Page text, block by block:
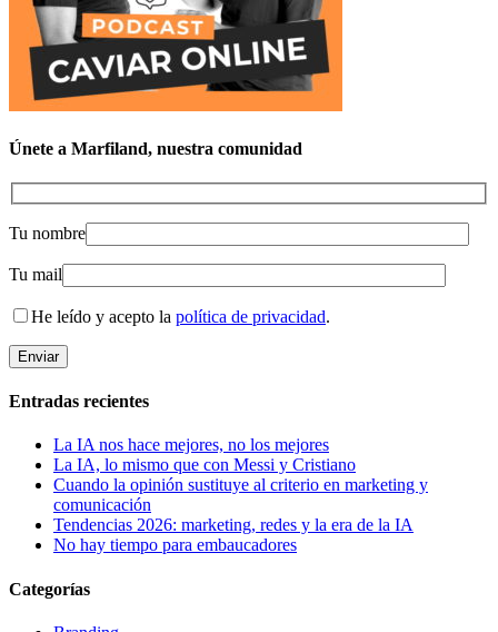
Únete a Marfiland, nuestra comunidad
Tu nombre
Tu mail
He leído y acepto la política de privacidad.
Entradas recientes
La IA nos hace mejores, no los mejores
La IA, lo mismo que con Messi y Cristiano
Cuando la opinión sustituye al criterio en marketing y
comunicación
Tendencias 2026: marketing, redes y la era de la IA
No hay tiempo para embaucadores
Categorías